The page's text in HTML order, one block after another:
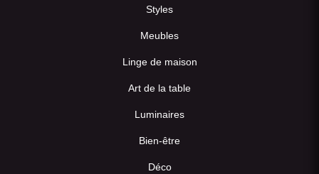
Styles
Meubles
Linge de maison
Art de la table
Luminaires
Bien-être
Déco